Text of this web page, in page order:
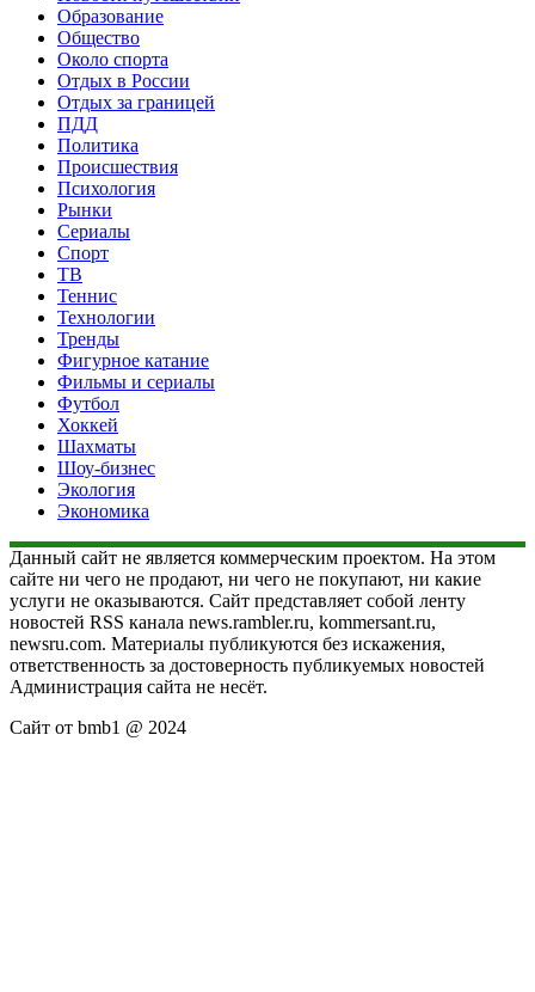
Образование
Общество
Около спорта
Отдых в России
Отдых за границей
ПДД
Политика
Происшествия
Психология
Рынки
Сериалы
Спорт
ТВ
Теннис
Технологии
Тренды
Фигурное катание
Фильмы и сериалы
Футбол
Хоккей
Шахматы
Шоу-бизнес
Экология
Экономика
Данный сайт не является коммерческим проектом. На этом
сайте ни чего не продают, ни чего не покупают, ни какие
услуги не оказываются. Сайт представляет собой ленту
новостей RSS канала news.rambler.ru, kommersant.ru,
newsru.com. Материалы публикуются без искажения,
ответственность за достоверность публикуемых новостей
Администрация сайта не несёт.
Сайт от bmb1 @ 2024